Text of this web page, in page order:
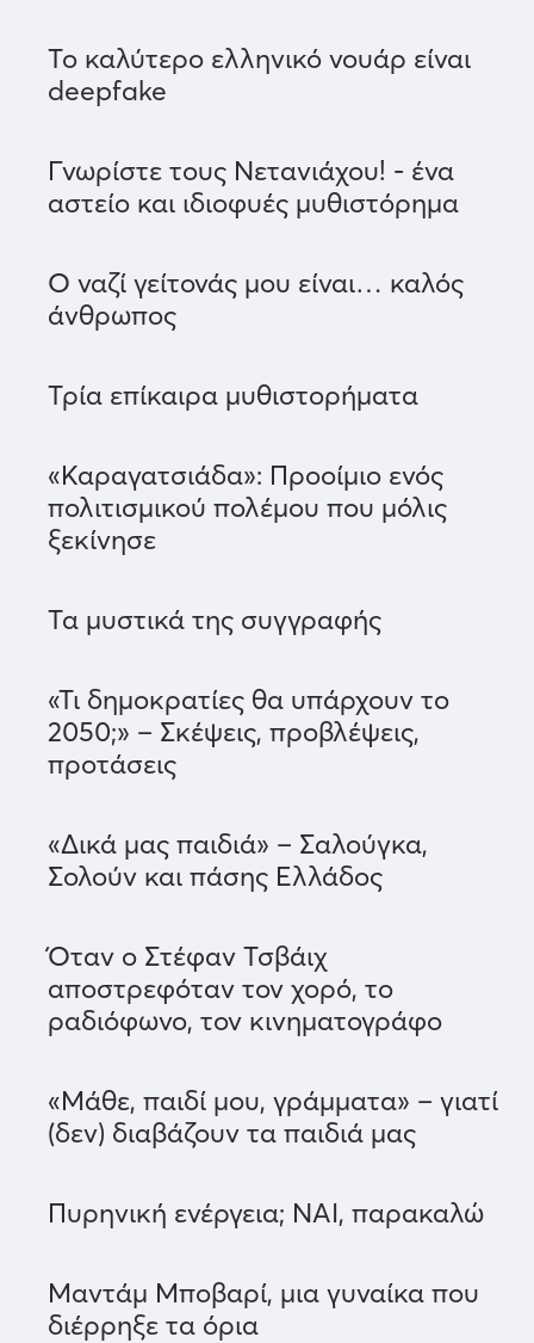
Το καλύτερο ελληνικό νουάρ είναι
deepfake
Γνωρίστε τους Νετανιάχου! - ένα
αστείο και ιδιοφυές μυθιστόρημα
Ο ναζί γείτονάς μου είναι… καλός
άνθρωπος
Τρία επίκαιρα μυθιστορήματα
«Καραγατσιάδα»: Προοίμιο ενός
πολιτισμικού πολέμου που μόλις
ξεκίνησε
Τα μυστικά της συγγραφής
«Τι δημοκρατίες θα υπάρχουν το
2050;» – Σκέψεις, προβλέψεις,
προτάσεις
«Δικά μας παιδιά» – Σαλούγκα,
Σολούν και πάσης Ελλάδος
Όταν ο Στέφαν Τσβάιχ
αποστρεφόταν τον χορό, το
ραδιόφωνο, τον κινηματογράφο
«Μάθε, παιδί μου, γράμματα» – γιατί
(δεν) διαβάζουν τα παιδιά μας
Πυρηνική ενέργεια; ΝΑΙ, παρακαλώ
Μαντάμ Μποβαρί, μια γυναίκα που
διέρρηξε τα όρια